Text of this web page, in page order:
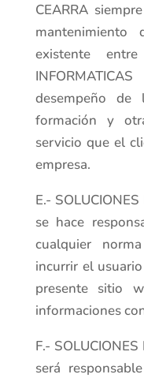
CEARRA
existente
desempeño de
formación y
servicio que el
empresa.
E.-
se hace
cualquier
incurrir el
presente sitio
informaciones
F.-
será